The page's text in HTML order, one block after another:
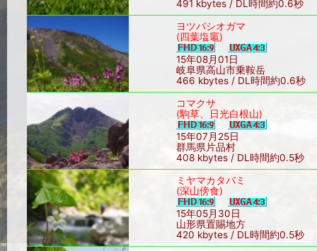
491 kbytes / DL時間約0.6秒
ヨツバシオガマ
(四葉塩竈)
15年08月01日
岐阜県高山市乗鞍岳
466 kbytes / DL時間約0.6秒
コマクサ
(駒草、日光白根山)
15年07月25日
群馬県片品村
408 kbytes / DL時間約0.5秒
ミヤマカタバミ
(深山傍食)
15年05月30日
山形県置賜地方
420 kbytes / DL時間約0.5秒